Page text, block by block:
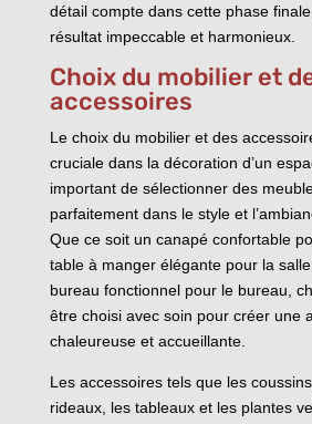
détail compte dans cette phase
résultat impeccable et harmonieux.
Choix du mobilier et
accessoires
Le choix du mobilier et des
cruciale dans la décoration d’un
important de sélectionner des
parfaitement dans le style et
Que ce soit un canapé confortable
table à manger élégante pour la
bureau fonctionnel pour le bureau,
être choisi avec soin pour créer une
chaleureuse et accueillante.
Les accessoires tels que les
rideaux, les tableaux et les plantes